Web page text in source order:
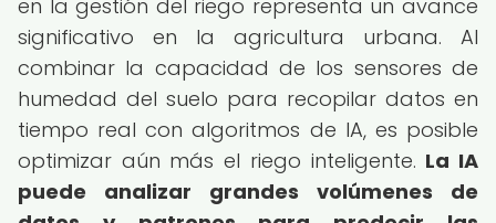
en la gestión del riego representa un avance
significativo en la agricultura urbana. Al
combinar la capacidad de los sensores de
humedad del suelo para recopilar datos en
tiempo real con algoritmos de IA, es posible
optimizar aún más el riego inteligente. La IA
puede analizar grandes volúmenes de